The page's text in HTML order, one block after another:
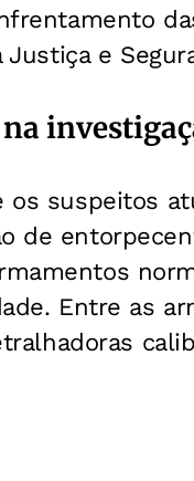
e
suspeitos
de
Entre as